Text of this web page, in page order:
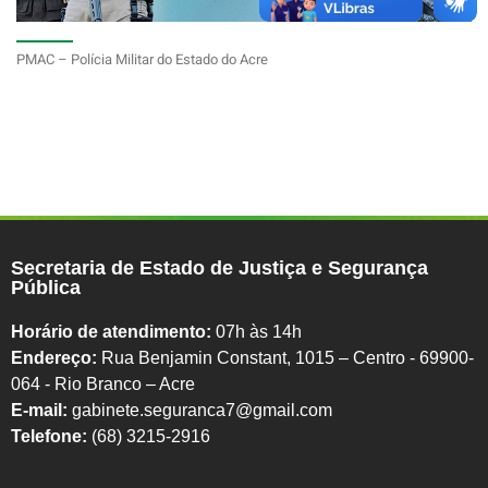
PMAC – Polícia Militar do Estado do Acre
Secretaria de Estado de Justiça e Segurança
Pública
Horário de atendimento: 07h às 14h
Endereço: Rua Benjamin Constant, 1015 – Centro - 69900-
064 - Rio Branco – Acre
E-mail: gabinete.seguranca7@gmail.com
Telefone: (68) 3215-2916